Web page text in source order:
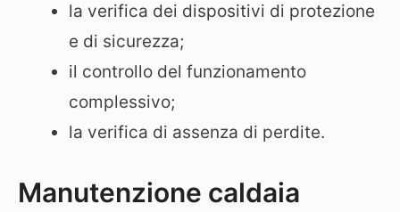
la verifica dei dispositivi di protezione
e di sicurezza;
il controllo del funzionamento
complessivo;
la verifica di assenza di perdite.
Manutenzione caldaia